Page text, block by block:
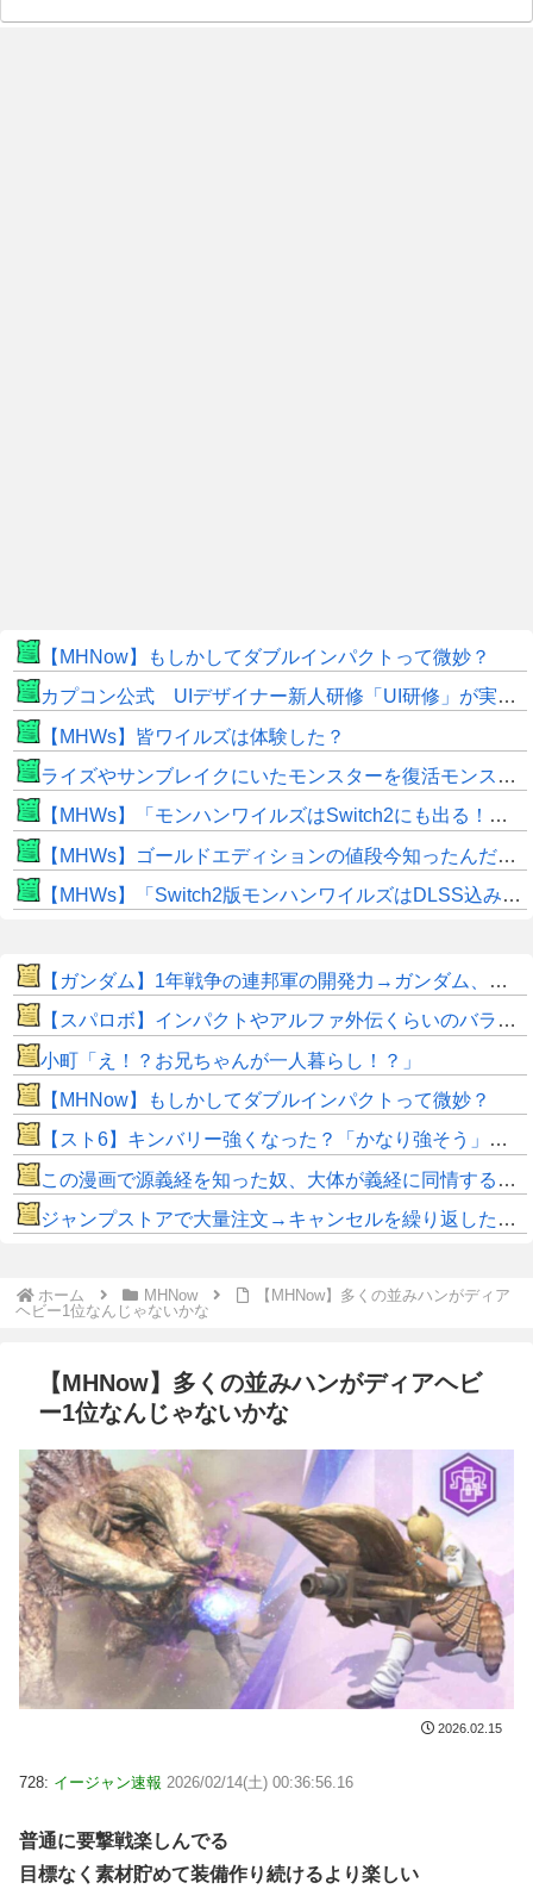
【MHNow】もしかしてダブルインパクトって微妙？
カプコン公式 UIデザイナー新人研修「UI研修」が実装まで進みました！
【MHWs】皆ワイルズは体験した？
ライズやサンブレイクにいたモンスターを復活モンスターと呼ぶのはやめよう
【MHWs】「モンハンワイルズはSwitch2にも出る！」👈こいつにかけたい言葉ｗｗｗｗｗｗｗｗｗ
【MHWs】ゴールドエディションの値段今知ったんだけどやっっっっっっすwwwww
【MHWs】「Switch2版モンハンワイルズはDLSS込みで最大1440p動作」
【ガンダム】1年戦争の連邦軍の開発力→ガンダム、ガンキャノン、ガンタンク、ジム、ボール
【スパロボ】インパクトやアルファ外伝くらいのバランス求む！！ → インパクトも最終的にはコアブースターで雑魚は一撃で倒せてたけどね
小町「え！？お兄ちゃんが一人暮らし！？」
【MHNow】もしかしてダブルインパクトって微妙？
【スト6】キンバリー強くなった？「かなり強そう」「勝てなくなった」
この漫画で源義経を知った奴、大体が義経に同情するようになるｗｗｗｗｗｗｗｗ
ジャンプストアで大量注文→キャンセルを繰り返した女を逮捕 「注文で欲求が満たされた」総額43億円
ホーム MHNow
【MHNow】多くの並みハンがディア
ヘビー1位なんじゃないかな
【MHNow】多くの並みハンがディアヘビ
ー1位なんじゃないかな
2026.02.15
728: イージャン速報 2026/02/14(土) 00:36:56.16
普通に要撃戦楽しんでる
目標なく素材貯めて装備作り続けるより楽しい